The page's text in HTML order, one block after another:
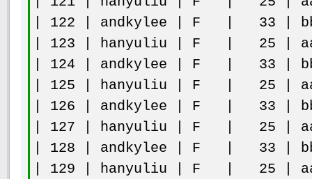
| 122 | andkylee | F | 33 |
| 123 | hanyuliu | F | 25 |
| 124 | andkylee | F | 33 |
| 125 | hanyuliu | F | 25 |
| 126 | andkylee | F | 33 |
| 127 | hanyuliu | F | 25 |
| 128 | andkylee | F | 33 |
| 129 | hanyuliu | F | 25 |